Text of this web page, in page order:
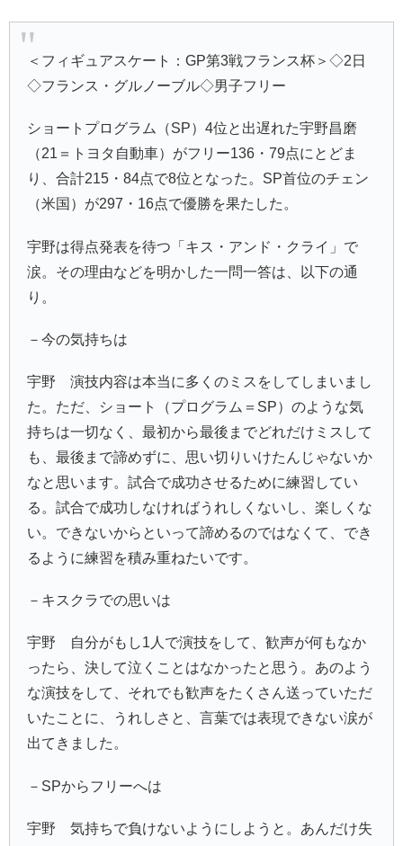
＜フィギュアスケート：GP第3戦フランス杯＞◇2日
◇フランス・グルノーブル◇男子フリー
ショートプログラム（SP）4位と出遅れた宇野昌磨
（21＝トヨタ自動車）がフリー136・79点にとどま
り、合計215・84点で8位となった。SP首位のチェン
（米国）が297・16点で優勝を果たした。
宇野は得点発表を待つ「キス・アンド・クライ」で
涙。その理由などを明かした一問一答は、以下の通
り。
－今の気持ちは
宇野 演技内容は本当に多くのミスをしてしまいまし
た。ただ、ショート（プログラム＝SP）のような気
持ちは一切なく、最初から最後までどれだけミスして
も、最後まで諦めずに、思い切りいけたんじゃないか
なと思います。試合で成功させるために練習してい
る。試合で成功しなければうれしくないし、楽しくな
い。できないからといって諦めるのではなくて、でき
るように練習を積み重ねたいです。
－キスクラでの思いは
宇野 自分がもし1人で演技をして、歓声が何もなか
ったら、決して泣くことはなかったと思う。あのよう
な演技をして、それでも歓声をたくさん送っていただ
いたことに、うれしさと、言葉では表現できない涙が
出てきました。
－SPからフリーへは
宇野 気持ちで負けないようにしようと。あんだけ失